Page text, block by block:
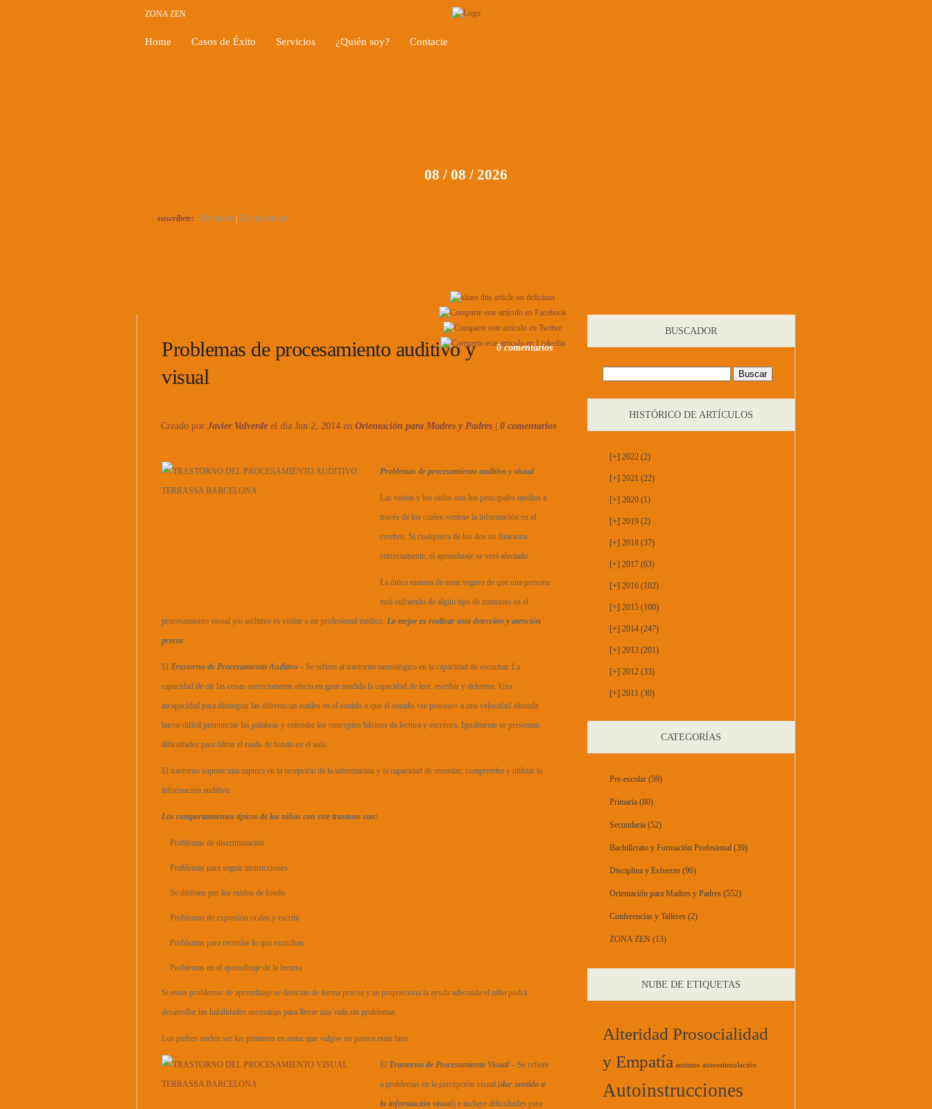
ZONA ZEN
Home Casos de Éxito Servicios ¿Quién soy? Contacte
08 / 08 / 2026
suscríbete: Entradas Comentarios
Problemas de procesamiento auditivo y
visual
0 comentarios
Creado por Javier Valverde el día Jun 2, 2014 en Orientación para Madres y Padres 0 comentarios
Problemas de procesamiento auditivo y visual
Las visión y los oídos son los principales medios a
través de los cuales «entra» la información en el
cerebro. Si cualquiera de los dos no funciona
correctamente, el aprendizaje se verá afectado.
La única manera de estar seguro de que una persona
está sufriendo de algún tipo de trastorno en el
procesamiento visual y/o auditivo es visitar a un profesional médico. Lo mejor es realizar una detección y atención
precoz.
El Trastorno de Procesamiento Auditivo – Se refiere al trastorno neurológico en la capacidad de escuchar. La
capacidad de oír las cosas correctamente afecta en gran medida la capacidad de leer, escribir y deletrear. Una
incapacidad para distinguir las diferencias sutiles en el sonido o que el sonido «se procese» a una velocidad alterada
hacen difícil pronunciar las palabras y entender los conceptos básicos de lectura y escritura. Igualmente se presentan
dificultades para filtrar el ruido de fondo en el aula.
El trastorno supone una ruptura en la recepción de la información y la capacidad de recordar, comprender y utilizar la
información auditiva.
Los comportamientos típicos de los niños con este trastono son:
Problemas de discriminación
Problemas para seguir instrucciones
Se distraen por los ruidos de fondo
Problemas de expresión orales y escrita
Problemas para recordar lo que escuchan
Problemas en el aprendizaje de la lectura
Si estos problemas de aprendizaje se detectan de forma precoz y se proporciona la ayuda adecuada el niño podrá
desarrollar las habilidades necesarias para llevar una vida sin problemas.
Los padres suelen ser los primeros en notar que «algo» no parece estar bien.
El Trastorno de Procesamiento Visual– Se refiere
a problemas en la percepción visual (dar sentido a
la información visual) e incluye dificultades para
BUSCADOR
HISTÓRICO DE ARTÍCULOS
[+] 2022 (2)
[+] 2021 (22)
[+] 2020 (1)
[+] 2019 (2)
[+] 2018 (37)
[+] 2017 (63)
[+] 2016 (102)
[+] 2015 (100)
[+] 2014 (247)
[+] 2013 (201)
[+] 2012 (33)
[+] 2011 (30)
CATEGORÍAS
Pre-escolar (59)
Primaria (80)
Secundaria (52)
Bachillerato y Formación Profesional (39)
Disciplina y Esfuerzo (96)
Orientación para Madres y Padres (552)
Conferencias y Talleres (2)
ZONA ZEN (13)
NUBE DE ETIQUETAS
Alteridad Prosocialidad
y Empatía autismo autoestimulación
Autoinstrucciones